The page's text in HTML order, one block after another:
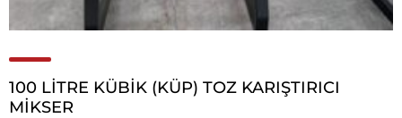
100 LİTRE KÜBİK (KÜP) TOZ KARIŞTIRICI
MİKSER